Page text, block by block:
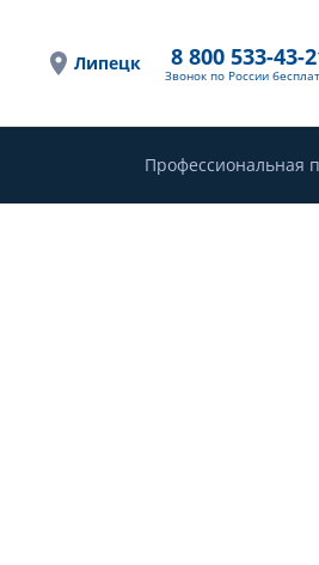
Липецк 8 800 533-43-
Звонок по России
Профессиональная